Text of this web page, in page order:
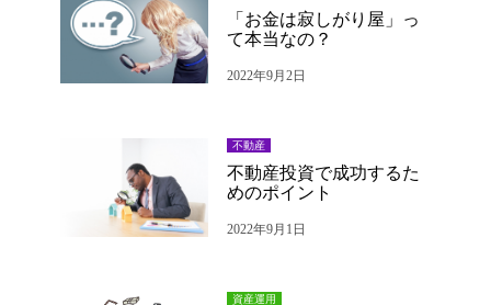
「お金は寂しがり屋」っ
て本当なの？
2022年9月2日
不動産
不動産投資で成功するた
めのポイント
2022年9月1日
資産運用